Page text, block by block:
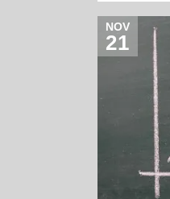
NOV
21